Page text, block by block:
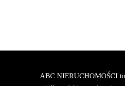
ABC NIERUCHOMOŚCI